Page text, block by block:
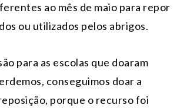
ao mês de maio para repor
ou utilizados pelos abrigos.
para as escolas que doaram
conseguimos doar a
porque o recurso foi